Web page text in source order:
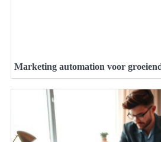
Marketing automation voor